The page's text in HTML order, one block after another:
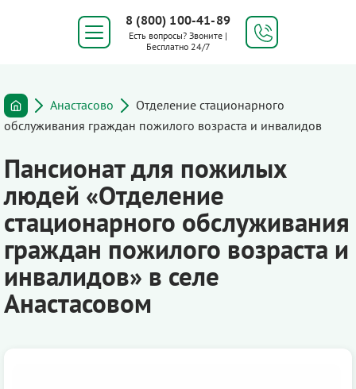
8 (800) 100-41-89
Есть вопросы? Звоните |
Бесплатно 24/7
Анастасово
Отделение стационарного
обслуживания граждан пожилого возраста и инвалидов
Пансионат для пожилых
людей «Отделение
стационарного обслуживания
граждан пожилого возраста и
инвалидов» в селе
Анастасовом